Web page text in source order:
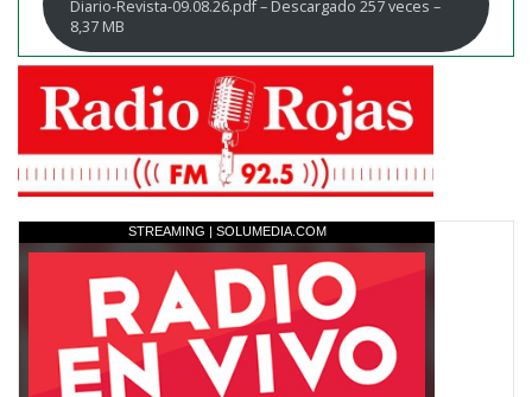
Diario-Revista-09.08.26.pdf – Descargado 257 veces –
8,37 MB